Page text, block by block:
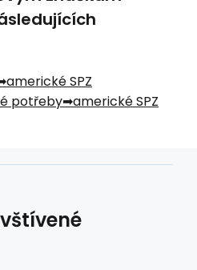
americké SPZ
potřeby americké SPZ